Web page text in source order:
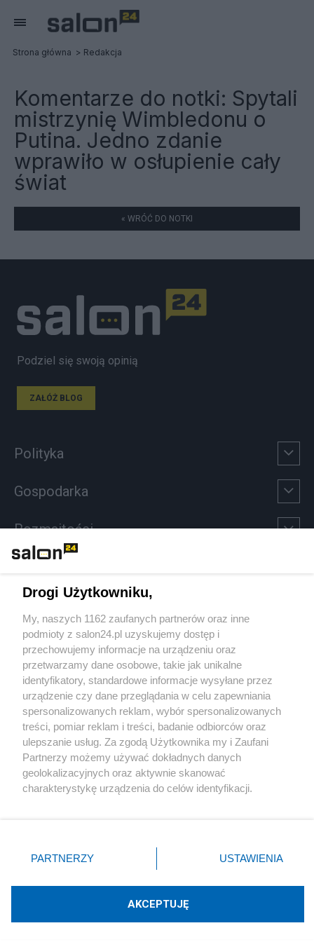
Strona główna Redakcja
Komentarze do notki: Spytali
mistrzynię Wimbledonu o
Putina. Jedno zdanie
wprawiło w osłupienie cały
świat
« WRÓĆ DO NOTKI
Podziel się swoją opinią
ZAŁÓŻ BLOG
Polityka
Gospodarka
Rozmaitości
Sport
Społeczeństwo
Kultura
X Facebook Instagram Youtube
Technologię dostarcza:W3media.pl
Drogi Użytkowniku,
My, naszych 1162 zaufanych partnerów oraz inne
podmioty z salon24.pl uzyskujemy dostęp i
przechowujemy informacje na urządzeniu oraz
przetwarzamy dane osobowe, takie jak unikalne
identyfikatory, standardowe informacje wysyłane przez
urządzenie czy dane przeglądania w celu zapewniania
spersonalizowanych reklam, wybór spersonalizowanych
treści, pomiar reklam i treści, badanie odbiorców oraz
ulepszanie usług. Za zgodą Użytkownika my i Zaufani
Partnerzy możemy używać dokładnych danych
geolokalizacyjnych oraz aktywnie skanować
charakterystykę urządzenia do celów identyfikacji.
zmienić/wycofać klikając przycisk ustawień prywatności
znajdujący się w lewym dolnym rogu strony
rodzaje przetwarzania danych nie wymagają zgody
użytkownika, ale masz prawo sprzeciwić się takiemu
PARTNERZY USTAWIENIA
AKCEPTUJĘ